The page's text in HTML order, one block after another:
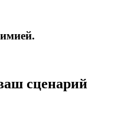
сценарий